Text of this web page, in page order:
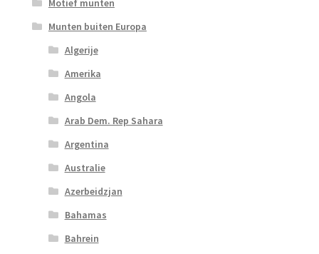
Munten buiten Europa
Algerije
Amerika
Angola
Arab Dem. Rep Sahara
Argentina
Australie
Azerbeidzjan
Bahamas
Bahrein